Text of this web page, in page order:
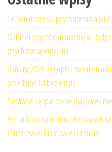
Leczenie stresu: psychoterapia
Gabinet psychodynamiczny w
psychoterapeutyczna
Ranking 2026: recepty i zwolnienia
przedłużyć L4 bez wizyty
Sprawne zaopatrzenie placówek
Refundacja aparatów słuchowych
Pruszkowie, Piastowie i Ursusie